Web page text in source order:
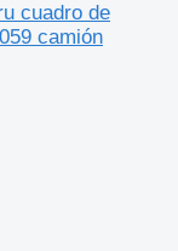
cuadro de
camión